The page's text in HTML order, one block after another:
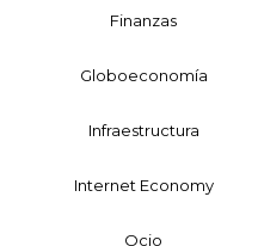
Finanzas
Globoeconomía
Infraestructura
Internet Economy
Ocio